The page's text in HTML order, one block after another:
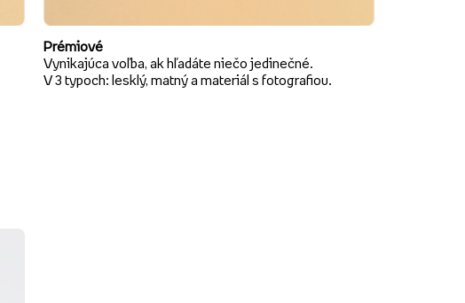
Prémiové
Vynikajúca voľba, ak hľadáte niečo jedinečné.
V 3 typoch: lesklý, matný a materiál s fotografiou.